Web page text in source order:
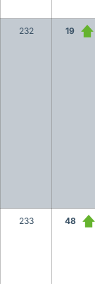
232 19
233 48